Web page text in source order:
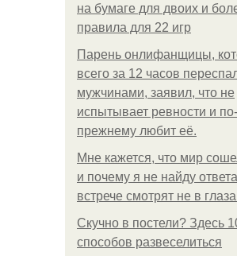
на бумаге для двоих и
правила для 22 игр
Парень онлифанщицы,
всего за 12 часов
мужчинами, заявил, что не
испытывает ревности и по-
прежнему любит её.
Мне кажется, что мир
и почему я не найду
встрече смотрят не в
Скучно в постели? Здесь
способов развеселиться